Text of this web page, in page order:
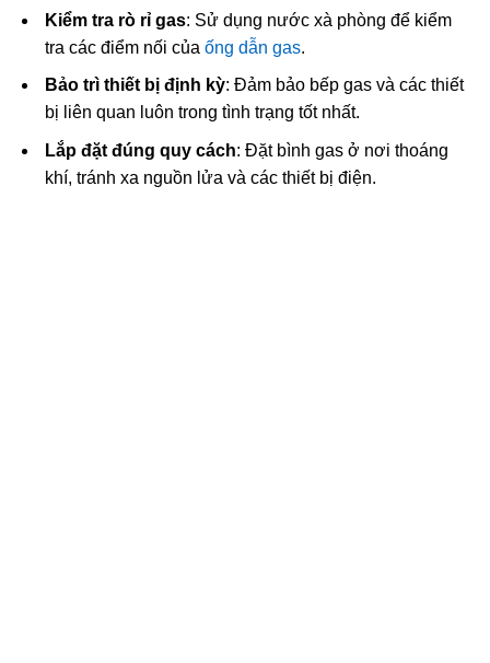
Kiểm tra rò rỉ gas: Sử dụng nước xà phòng để kiểm
tra các điểm nối của ống dẫn gas.
Bảo trì thiết bị định kỳ: Đảm bảo bếp gas và các thiết
bị liên quan luôn trong tình trạng tốt nhất.
Lắp đặt đúng quy cách: Đặt bình gas ở nơi thoáng
khí, tránh xa nguồn lửa và các thiết bị điện.